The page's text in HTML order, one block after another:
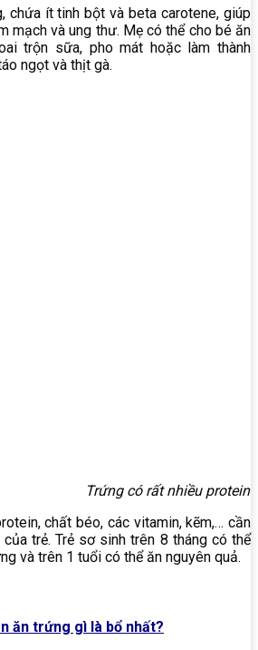
chứa ít tinh bột và beta carotene, giúp
mạch và ung thư. Mẹ có thể cho bé ăn
trộn sữa, pho mát hoặc làm thành
ngọt và thịt gà.
Trứng có rất nhiều protein
chất béo, các vitamin, kẽm,… cần
trẻ. Trẻ sơ sinh trên 8 tháng có thể
và trên 1 tuổi có thể ăn nguyên quả.
ăn trứng gì là bổ nhất?